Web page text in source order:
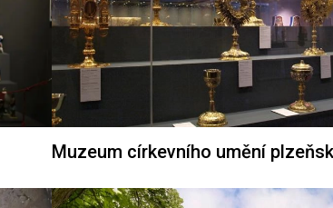
Muzeum církevního umění